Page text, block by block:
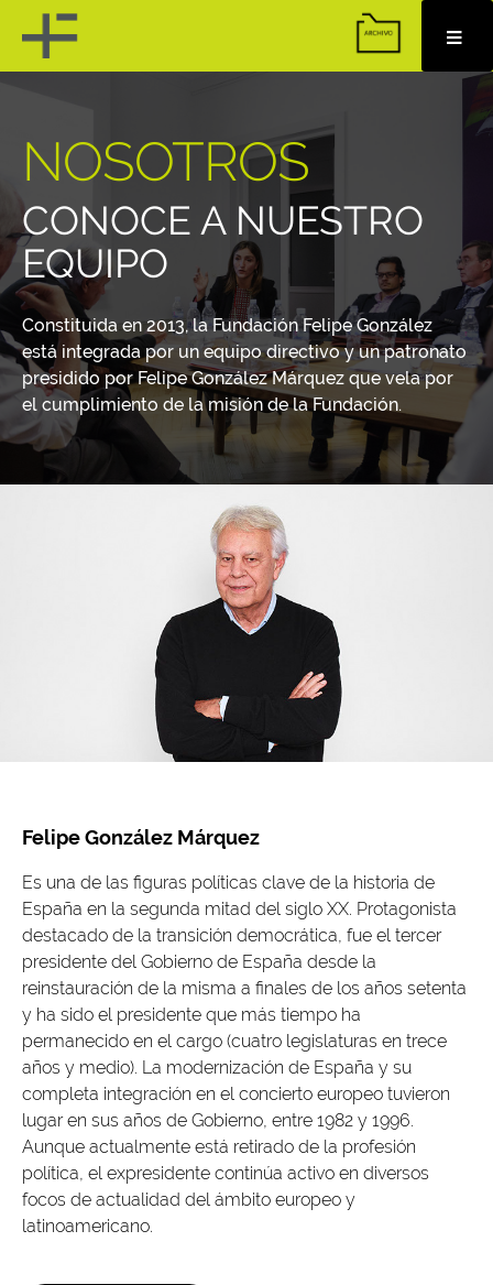
NOSOTROS
CONOCE A NUESTRO
EQUIPO
Constituida en 2013, la Fundación Felipe González
está integrada por un equipo directivo y un patronato
presidido por Felipe González Márquez que vela por
el cumplimiento de la misión de la Fundación.
Felipe González Márquez
Es una de las figuras políticas clave de la historia de
España en la segunda mitad del siglo XX. Protagonista
destacado de la transición democrática, fue el tercer
presidente del Gobierno de España desde la
reinstauración de la misma a finales de los años setenta
y ha sido el presidente que más tiempo ha
permanecido en el cargo (cuatro legislaturas en trece
años y medio). La modernización de España y su
completa integración en el concierto europeo tuvieron
lugar en sus años de Gobierno, entre 1982 y 1996.
Aunque actualmente está retirado de la profesión
política, el expresidente continúa activo en diversos
focos de actualidad del ámbito europeo y
latinoamericano.